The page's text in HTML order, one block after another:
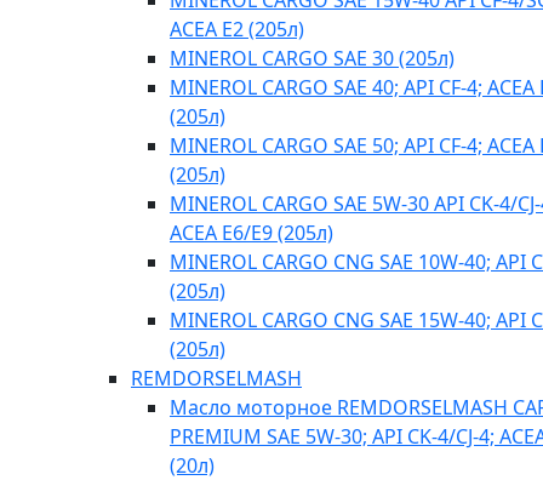
ACEA E2 (205л)
MINEROL CARGO SAE 30 (205л)
MINEROL CARGO SAE 40; API CF-4; ACEA
(205л)
MINEROL CARGO SAE 50; API CF-4; ACEA
(205л)
MINEROL CARGO SAE 5W-30 API CK-4/
ACEA E6/E9 (205л)
MINEROL CARGO CNG SAE 10W-40; API
(205л)
MINEROL CARGO CNG SAE 15W-40; API
(205л)
REMDORSELMASH
Масло моторное REMDORSELMASH
PREMIUM SAE 5W-30; API CK-4/CJ-4;
(20л)